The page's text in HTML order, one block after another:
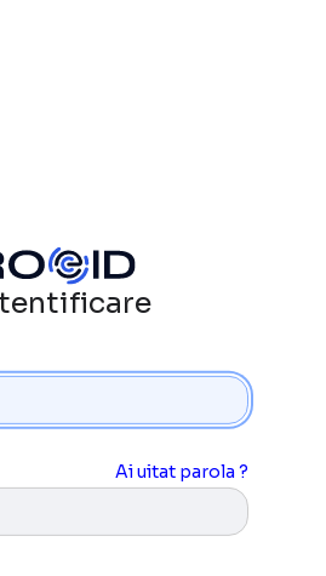
Ai uitat parola ?